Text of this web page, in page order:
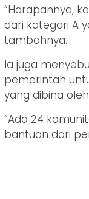
“Harapannya,
dari kategori A
tambahnya.
Ia juga
pemerintah
yang dibina
“Ada 24
bantuan dari